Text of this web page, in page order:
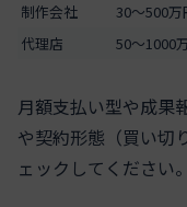
制作会社
30～500万
代理店
50～1000
月額支払い型や成果
や契約形態（買い切
ェックしてください。